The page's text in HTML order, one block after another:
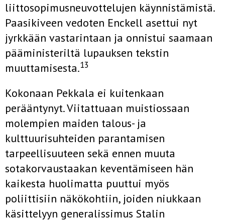
liittosopimusneuvottelujen käynnistämistä.
Paasikiveen vedoten Enckell asettui nyt
jyrkkään vastarintaan ja onnistui saamaan
pääministeriltä lupauksen tekstin
muuttamisesta.13
Kokonaan Pekkala ei kuitenkaan
perääntynyt. Viitattuaan muistiossaan
molempien maiden talous- ja
kulttuurisuhteiden parantamisen
tarpeellisuuteen sekä ennen muuta
sotakorvaustaakan keventämiseen hän
kaikesta huolimatta puuttui myös
poliittisiin näkökohtiin, joiden niukkaan
käsittelyyn generalissimus Stalin